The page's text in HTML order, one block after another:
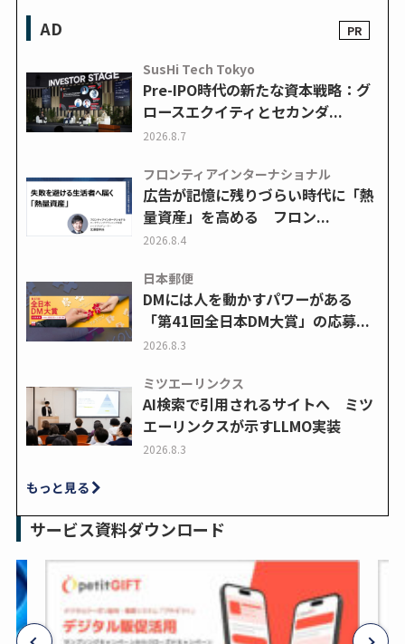
AD
SusHi Tech Tokyo
Pre-IPO時代の新たな資本戦略：グ
ロースエクイティとセカンダ...
2026.8.7
フロンティアインターナショナル
広告が記憶に残りづらい時代に「熱
量資産」を高める フロン...
2026.8.4
日本郵便
DMには人を動かすパワーがある
「第41回全日本DM大賞」の応募...
2026.8.3
ミツエーリンクス
AI検索で引用されるサイトへ ミツ
エーリンクスが示すLLMO実装
2026.8.3
もっと見る
サービス資料ダウンロード